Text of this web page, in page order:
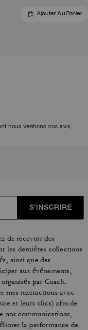
Ajouter Au Panier
nous vérifions nos avis,
S’INSCRIRE
de recevoir des
les dernières collections
ainsi que des
aux événements,
par Coach.
mes interactions avec
et leurs clics) afin de
nos communications,
la performance de